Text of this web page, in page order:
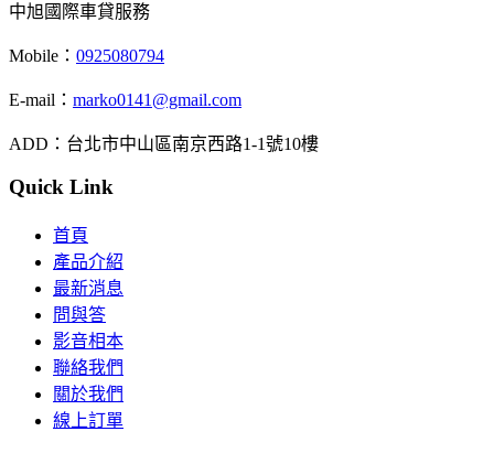
中旭國際車貸服務
Mobile： 0925080794
E-mail： marko0141@gmail.com
ADD：台北市中山區南京西路1-1號10樓
Quick Link
首頁
產品介紹
最新消息
問與答
影音相本
聯絡我們
關於我們
線上訂單